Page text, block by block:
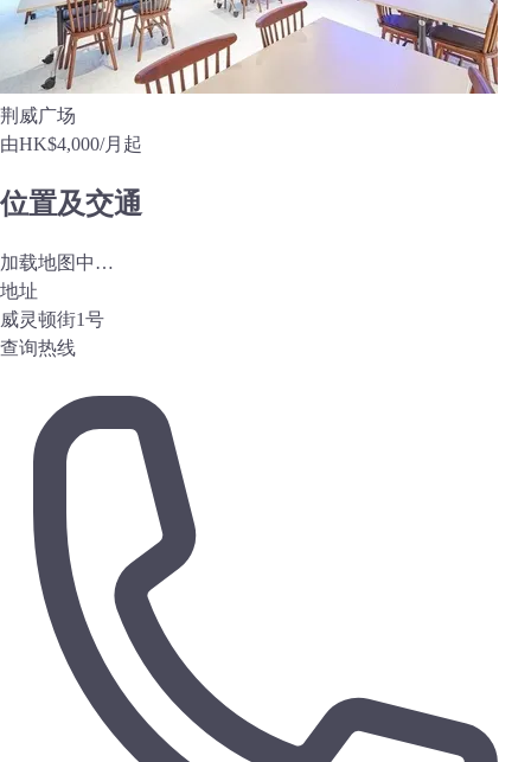
荆威广场
由HK$4,000/月起
位置及交通
加载地图中…
地址
威灵顿街1号
查询热线